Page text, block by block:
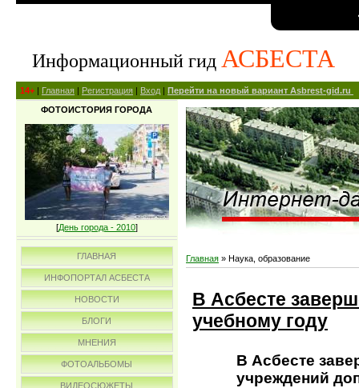
Информационный гид АСБЕСТА
14+ | Главная | Регистрация | Вход | Перейти на новый вариант Asbrest-gid.ru
ФОТОИСТОРИЯ ГОРОДА
[День города - 2010]
ГЛАВНАЯ
ИНФОПОРТАЛ АСБЕСТА
НОВОСТИ
БЛОГИ
МНЕНИЯ
ФОТОАЛЬБОМЫ
ВИДЕОСЮЖЕТЫ
Главная » Наука, образование
В Асбесте
учебному году
В Асбесте
учреждений